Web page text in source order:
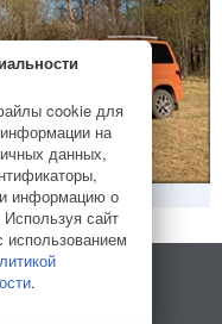
сайта
cookie для
на
данных,
информацию о
сайт
использованием
.